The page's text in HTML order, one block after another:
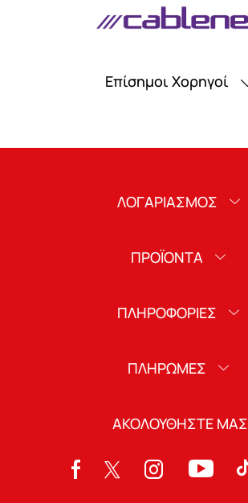
Επίσημοι Χορηγοί
ΛΟΓΑΡΙΑΣΜΟΣ
ΠΡΟΪΟΝΤΑ
ΠΛΗΡΟΦΟΡΙΕΣ
ΠΛΗΡΩΜΕΣ
ΑΚΟΛΟΥΘΗΣΤΕ ΜΑΣ